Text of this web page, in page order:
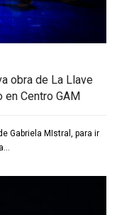
obra de La Llave
Centro GAM
Gabriela MIstral, para ir